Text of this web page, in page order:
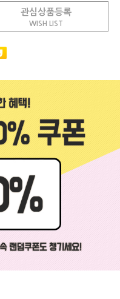
관심상품등록
WISH LIST